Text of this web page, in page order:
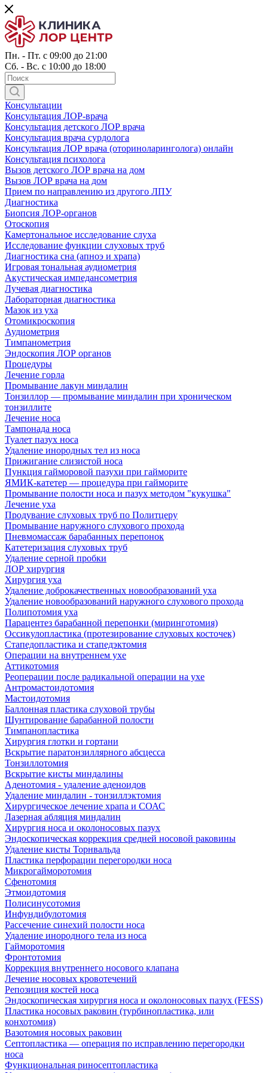
Пн. - Пт. с 09:00 до 21:00
Сб. - Вс. с 10:00 до 18:00
Консультации
Консультация ЛОР-врача
Консультация детского ЛОР врача
Консультация врача сурдолога
Консультация ЛОР врача (оториноларинголога) онлайн
Консультация психолога
Вызов детского ЛОР врача на дом
Вызов ЛОР врача на дом
Прием по направлению из другого ЛПУ
Диагностика
Биопсия ЛОР-органов
Отоскопия
Камертональное исследование слуха
Исследование функции слуховых труб
Диагностика сна (апноэ и храпа)
Игровая тональная аудиометрия
Акустическая импедансометрия
Лучевая диагностика
Лабораторная диагностика
Мазок из уха
Отомикроскопия
Аудиометрия
Тимпанометрия
Эндоскопия ЛОР органов
Процедуры
Лечение горла
Промывание лакун миндалин
Тонзиллор — промывание миндалин при хроническом
тонзиллите
Лечение носа
Тампонада носа
Туалет пазух носа
Удаление инородных тел из носа
Прижигание слизистой носа
Пункция гайморовой пазухи при гайморите
ЯМИК-катетер — процедура при гайморите
Промывание полости носа и пазух методом "кукушка"
Лечение уха
Продувание слуховых труб по Политцеру
Промывание наружного слухового прохода
Пневмомассаж барабанных перепонок
Катетеризация слуховых труб
Удаление серной пробки
ЛОР хирургия
Хирургия уха
Удаление доброкачественных новообразований уха
Удаление новообразований наружного слухового прохода
Полипотомия уха
Парацентез барабанной перепонки (миринготомия)
Оссикулопластика (протезирование слуховых косточек)
Стапедопластика и стапедэктомия
Операции на внутреннем ухе
Аттикотомия
Реоперации после радикальной операции на ухе
Антромастоидотомия
Мастоидотомия
Баллонная пластика слуховой трубы
Шунтирование барабанной полости
Тимпанопластика
Хирургия глотки и гортани
Вскрытие паратонзиллярного абсцесса
Тонзиллотомия
Вскрытие кисты миндалины
Аденотомия - удаление аденоидов
Удаление миндалин - тонзиллэктомия
Хирургическое лечение храпа и СОАС
Лазерная абляция миндалин
Хирургия носа и околоносовых пазух
Эндоскопическая коррекция средней носовой раковины
Удаление кисты Торнвальда
Пластика перфорации перегородки носа
Микрогайморотомия
Сфенотомия
Этмоидотомия
Полисинусотомия
Инфундибулотомия
Рассечение синехий полости носа
Удаление инородного тела из носа
Гайморотомия
Фронтотомия
Коррекция внутреннего носового клапана
Лечение носовых кровотечений
Репозиция костей носа
Эндоскопическая хирургия носа и околоносовых пазух (FESS)
Пластика носовых раковин (турбинопластика, или
конхотомия)
Вазотомия носовых раковин
Септопластика — операция по исправлению перегородки
носа
Функциональная риносептопластика